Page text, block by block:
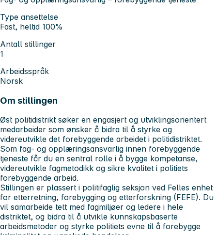
Type ansettelse
Fast, heltid 100%
Antall stillinger
1
Arbeidsspråk
Norsk
Om stillingen
Øst politidistrikt søker en engasjert og utviklingsorientert
medarbeider som ønsker å bidra til å styrke og
videreutvikle det forebyggende arbeidet i politidistriktet.
Som fag- og opplæringsansvarlig innen forebyggende
tjeneste får du en sentral rolle i å bygge kompetanse,
videreutvikle fagmetodikk og sikre kvalitet i politiets
forebyggende arbeid.
Stillingen er plassert i politifaglig seksjon ved Felles enhet
for etterretning, forebygging og etterforskning (FEFE). Du
vil samarbeide tett med fagmiljøer og ledere i hele
distriktet, og bidra til å utvikle kunnskapsbaserte
arbeidsmetoder og styrke politiets evne til å forebygge